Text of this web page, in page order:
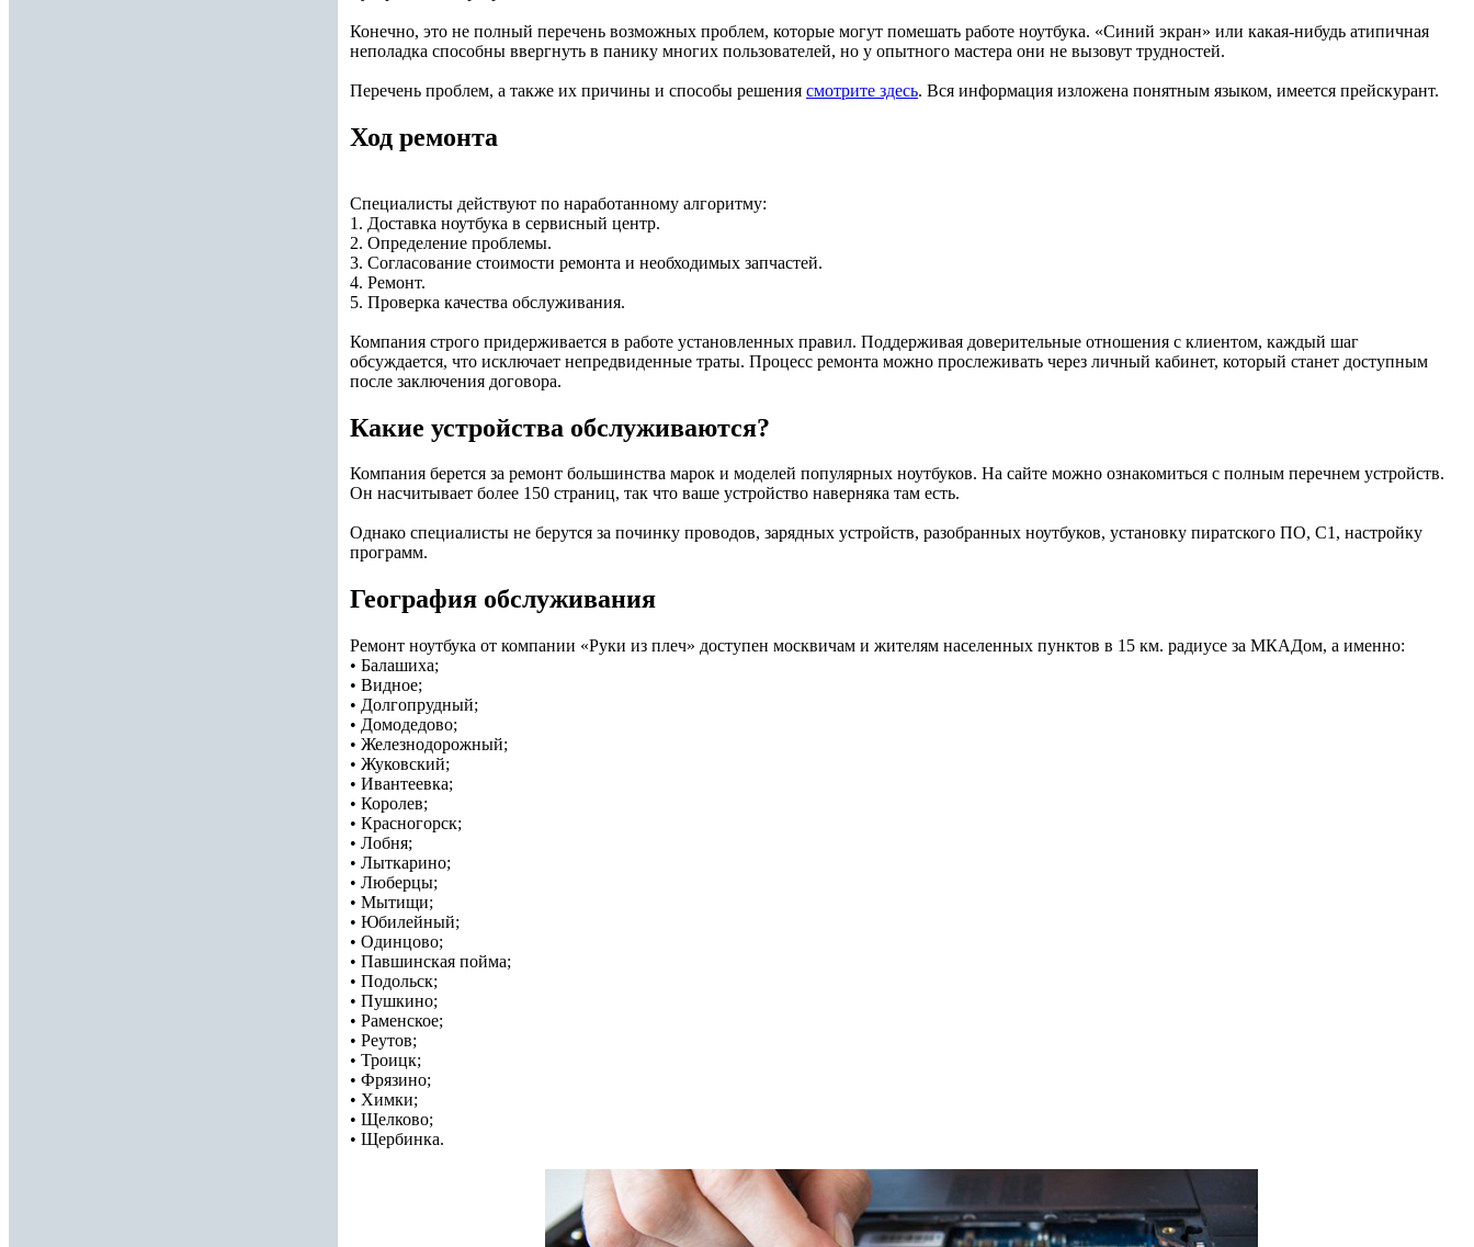
Конечно, это не полный перечень возможных проблем, которые могут помешать работе ноутбука. «Синий экран» или какая-нибудь атипичная
неполадка способны ввергнуть в панику многих пользователей, но у опытного мастера они не вызовут трудностей.
Перечень проблем, а также их причины и способы решения смотрите здесь. Вся информация изложена понятным языком, имеется прейскурант.
Ход ремонта
Специалисты действуют по наработанному алгоритму:
1. Доставка ноутбука в сервисный центр.
2. Определение проблемы.
3. Согласование стоимости ремонта и необходимых запчастей.
4. Ремонт.
5. Проверка качества обслуживания.
Компания строго придерживается в работе установленных правил. Поддерживая доверительные отношения с клиентом, каждый шаг
обсуждается, что исключает непредвиденные траты. Процесс ремонта можно прослеживать через личный кабинет, который станет доступным
после заключения договора.
Какие устройства обслуживаются?
Компания берется за ремонт большинства марок и моделей популярных ноутбуков. На сайте можно ознакомиться с полным перечнем устройств.
Он насчитывает более 150 страниц, так что ваше устройство наверняка там есть.
Однако специалисты не берутся за починку проводов, зарядных устройств, разобранных ноутбуков, установку пиратского ПО, С1, настройку
программ.
География обслуживания
Ремонт ноутбука от компании «Руки из плеч» доступен москвичам и жителям населенных пунктов в 15 км. радиусе за МКАДом, а именно:
• Балашиха;
• Видное;
• Долгопрудный;
• Домодедово;
• Железнодорожный;
• Жуковский;
• Ивантеевка;
• Королев;
• Красногорск;
• Лобня;
• Лыткарино;
• Люберцы;
• Мытищи;
• Юбилейный;
• Одинцово;
• Павшинская пойма;
• Подольск;
• Пушкино;
• Раменское;
• Реутов;
• Троицк;
• Фрязино;
• Химки;
• Щелково;
• Щербинка.